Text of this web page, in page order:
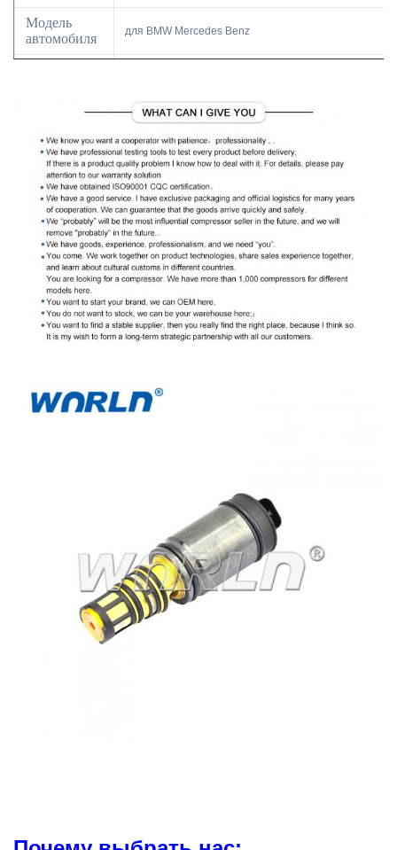
Модель
автомобиля
для BMW Mercedes Benz
Примечание
Если вам нужна помощь, чтобы
убедиться, что эта деталь подходит для
вашего автомобиля, пожалуйста,
присылайте нам фото вашего старого
продукта.сделайте модель и размер
двигателя вашего транспортного
средства, чтобы мы могли подтвердить
это для васМы также рекомендуем
чтобы убедиться, что этот продукт
подойдет вашему автомобилю.